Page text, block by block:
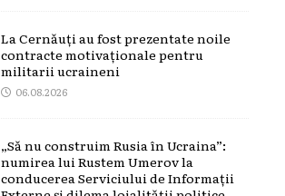
La Cernăuți au fost prezentate noile
contracte motivaționale pentru
militarii ucraineni
06.08.2026
„Să nu construim Rusia în Ucraina”:
numirea lui Rustem Umerov la
conducerea Serviciului de Informații